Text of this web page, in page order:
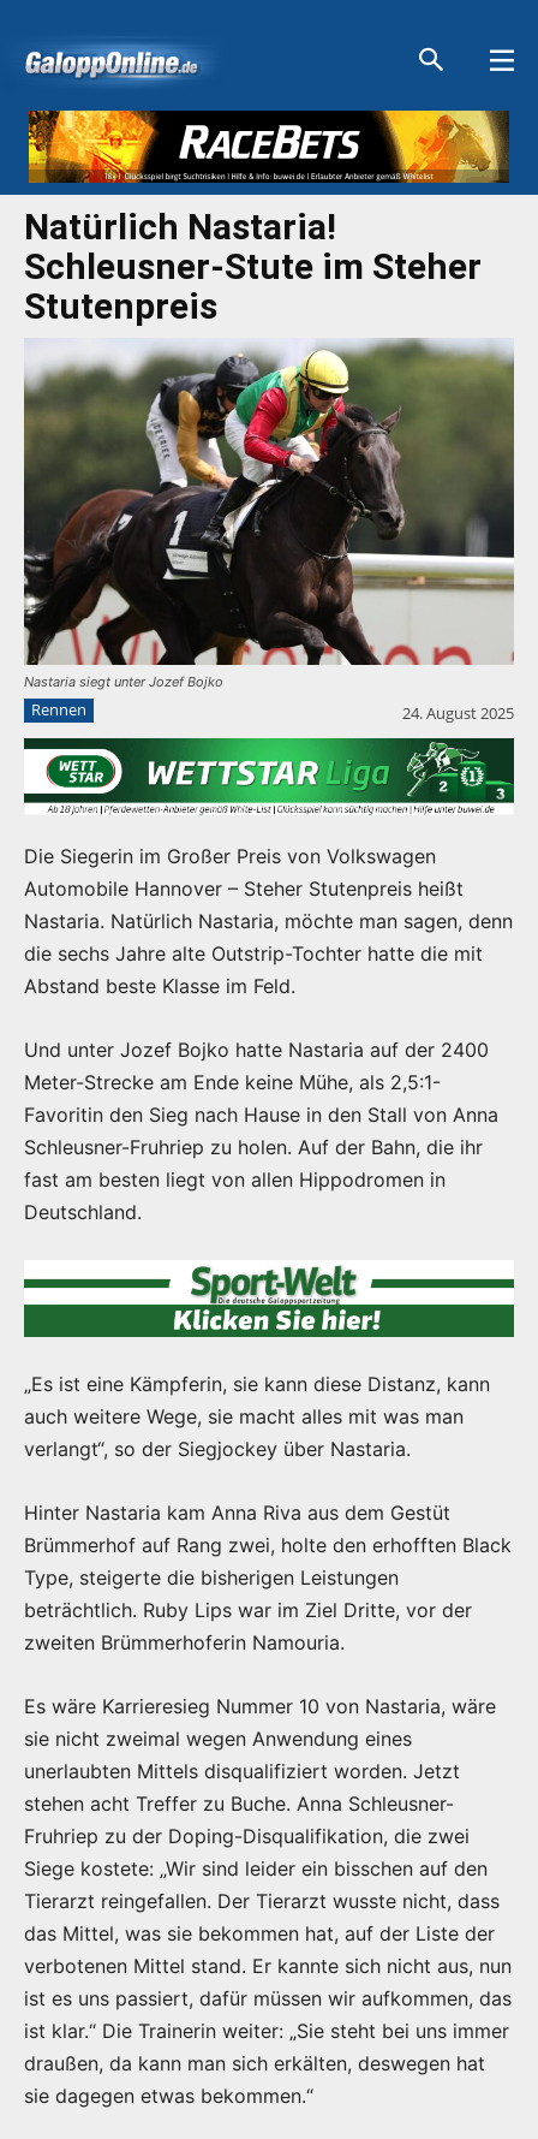
Natürlich Nastaria!
Schleusner-Stute im Steher
Stutenpreis
Nastaria siegt unter Jozef Bojko
Rennen 24. August 2025
Die Siegerin im Großer Preis von Volkswagen
Automobile Hannover – Steher Stutenpreis heißt
Nastaria. Natürlich Nastaria, möchte man sagen, denn
die sechs Jahre alte Outstrip-Tochter hatte die mit
Abstand beste Klasse im Feld.
Und unter Jozef Bojko hatte Nastaria auf der 2400
Meter-Strecke am Ende keine Mühe, als 2,5:1-
Favoritin den Sieg nach Hause in den Stall von Anna
Schleusner-Fruhriep zu holen. Auf der Bahn, die ihr
fast am besten liegt von allen Hippodromen in
Deutschland.
„Es ist eine Kämpferin, sie kann diese Distanz, kann
auch weitere Wege, sie macht alles mit was man
verlangt“, so der Siegjockey über Nastaria.
Hinter Nastaria kam Anna Riva aus dem Gestüt
Brümmerhof auf Rang zwei, holte den erhofften Black
Type, steigerte die bisherigen Leistungen
beträchtlich. Ruby Lips war im Ziel Dritte, vor der
zweiten Brümmerhoferin Namouria.
Es wäre Karrieresieg Nummer 10 von Nastaria, wäre
sie nicht zweimal wegen Anwendung eines
unerlaubten Mittels disqualifiziert worden. Jetzt
stehen acht Treffer zu Buche. Anna Schleusner-
Fruhriep zu der Doping-Disqualifikation, die zwei
Siege kostete: „Wir sind leider ein bisschen auf den
Tierarzt reingefallen. Der Tierarzt wusste nicht, dass
das Mittel, was sie bekommen hat, auf der Liste der
verbotenen Mittel stand. Er kannte sich nicht aus, nun
ist es uns passiert, dafür müssen wir aufkommen, das
ist klar.“ Die Trainerin weiter: „Sie steht bei uns immer
draußen, da kann man sich erkälten, deswegen hat
sie dagegen etwas bekommen.“